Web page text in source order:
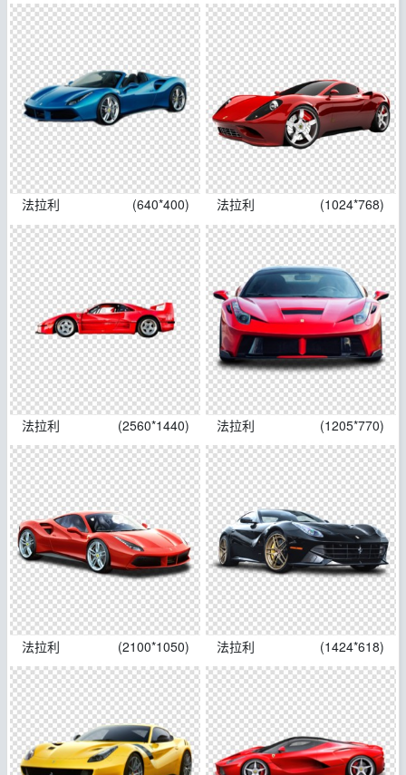
法拉利 (640*400) 法拉利 (1024*768)
法拉利 (2560*1440) 法拉利 (1205*770)
法拉利 (2100*1050) 法拉利 (1424*618)